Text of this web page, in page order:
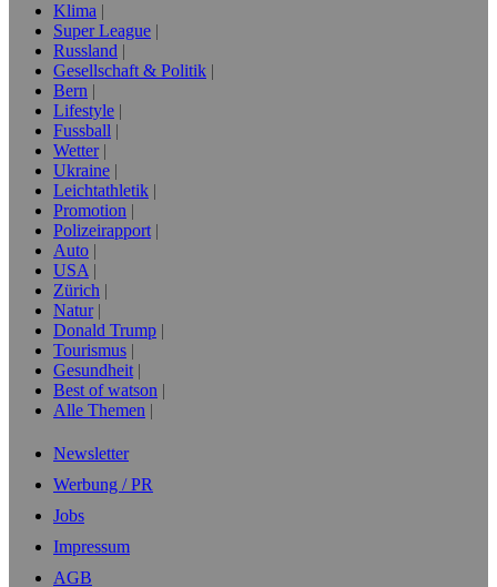
Klima
Super League
Russland
Gesellschaft & Politik
Bern
Lifestyle
Fussball
Wetter
Ukraine
Leichtathletik
Promotion
Polizeirapport
Auto
USA
Zürich
Natur
Donald Trump
Tourismus
Gesundheit
Best of watson
Alle Themen
Newsletter
Werbung / PR
Jobs
Impressum
AGB